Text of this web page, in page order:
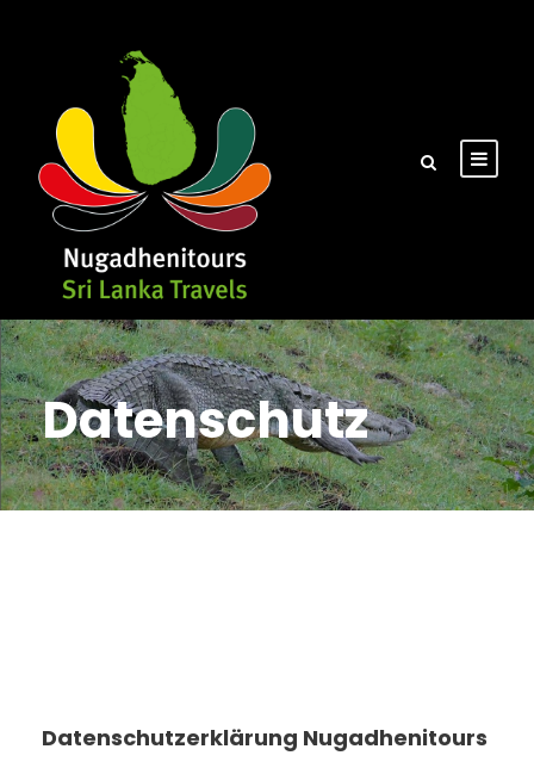
Datenschutz
Datenschutzerklärung Nugadhenitours